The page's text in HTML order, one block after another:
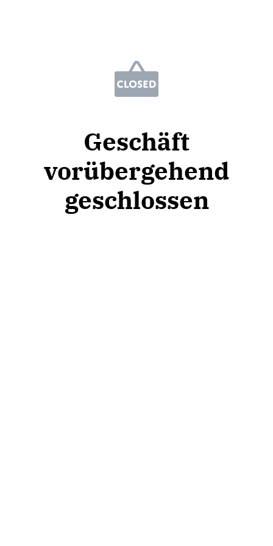
Geschäft
vorübergehend
geschlossen